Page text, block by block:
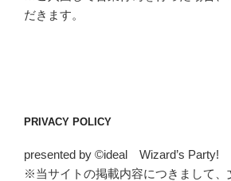
だきます。
PRIVACY POLICY
presented by ©ideal Wizard’s Party!
※当サイトの掲載内容につきまして、